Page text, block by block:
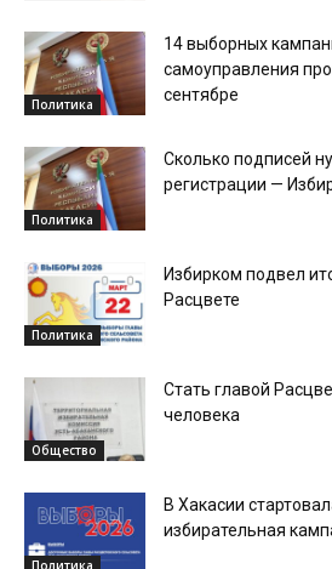
Политика
14 выборных
самоуправления
сентябре
Политика
Сколько подписей
регистрации —
Политика
Избирком подвел
Расцвете
Общество
Стать главой
человека
В Хакасии
избирательная